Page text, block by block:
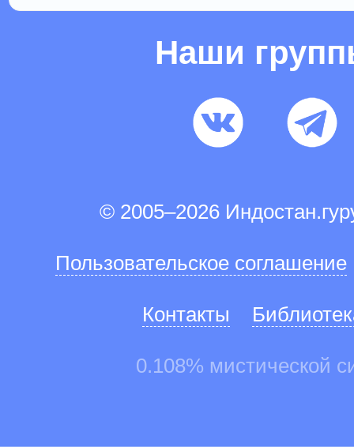
Наши
© 2005–2026
Пользовательское соглашение
Контакты
0.108% мистической